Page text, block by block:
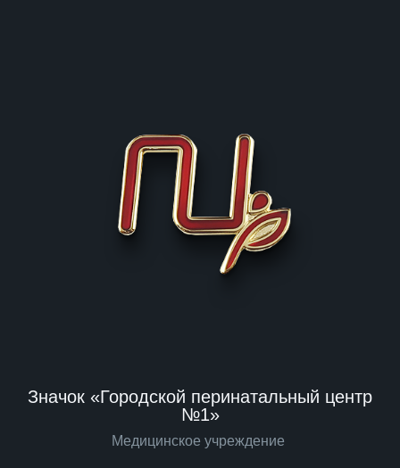
Значок «Городской перинатальный центр
№1»
Медицинское учреждение